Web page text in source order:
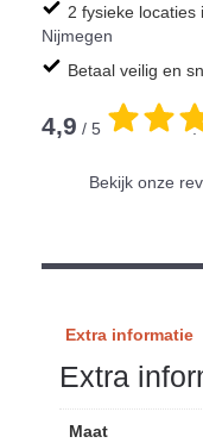
2 fysieke locaties
Nijmegen
Betaal veilig en
4,9 / 5 .
Bekijk onze
Extra informatie
Extra
Maat